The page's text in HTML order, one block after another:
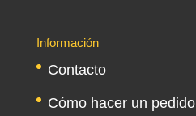
Información
Contacto
Cómo hacer un pedido